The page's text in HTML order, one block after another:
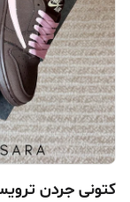
کتونی جردن